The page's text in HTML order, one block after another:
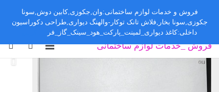
فروش _خدمات لوازم ساختمانی
فروش و خدمات لوازم ساختمانی:وان,جکوزی,کابین دوش,سونا
جکوزی,سونا بخار,فلاش تانک توکار-والهنگ دیواری,طراحی دکوراسیون
داخلی:کاغذ دیواری_لمینت_پارکت_هود_سینک_گاز_فر